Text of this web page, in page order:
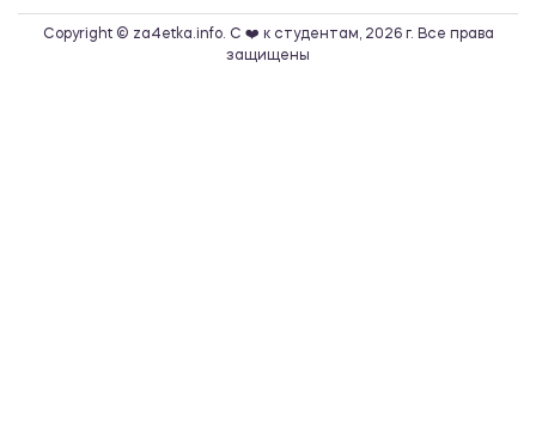
Copyright © za4etka.info. С ❤️ к студентам, 2026 г. Все права
защищены